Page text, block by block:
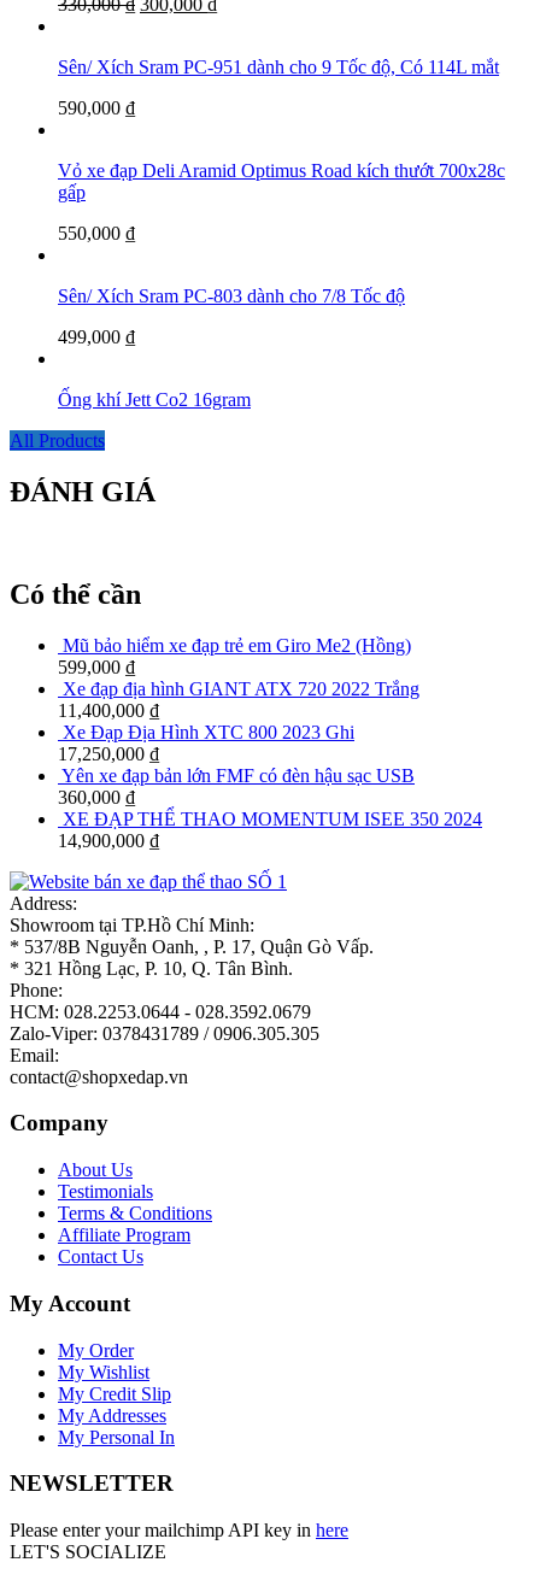
330,000₫ 300,000 ₫
Sên/ Xích Sram PC-951 dành cho 9 Tốc độ, Có 114L mắt
590,000 ₫
Vỏ xe đạp Deli Aramid Optimus Road kích thướt 700x28c
gấp
550,000 ₫
Sên/ Xích Sram PC-803 dành cho 7/8 Tốc độ
499,000 ₫
Ống khí Jett Co2 16gram
All Products
ĐÁNH GIÁ
Có thể cần
Mũ bảo hiểm xe đạp trẻ em Giro Me2 (Hồng)
599,000 ₫
Xe đạp địa hình GIANT ATX 720 2022 Trắng
11,400,000 ₫
Xe Đạp Địa Hình XTC 800 2023 Ghi
17,250,000 ₫
Yên xe đạp bản lớn FMF có đèn hậu sạc USB
360,000 ₫
XE ĐẠP THỂ THAO MOMENTUM ISEE 350 2024
14,900,000 ₫
Address:
Showroom tại TP.Hồ Chí Minh:
* 537/8B Nguyễn Oanh, , P. 17, Quận Gò Vấp.
* 321 Hồng Lạc, P. 10, Q. Tân Bình.
Phone:
HCM: 028.2253.0644 - 028.3592.0679
Zalo-Viper: 0378431789 / 0906.305.305
Email:
contact@shopxedap.vn
Company
About Us
Testimonials
Terms & Conditions
Affiliate Program
Contact Us
My Account
My Order
My Wishlist
My Credit Slip
My Addresses
My Personal In
NEWSLETTER
Please enter your mailchimp API key in here
LET'S SOCIALIZE